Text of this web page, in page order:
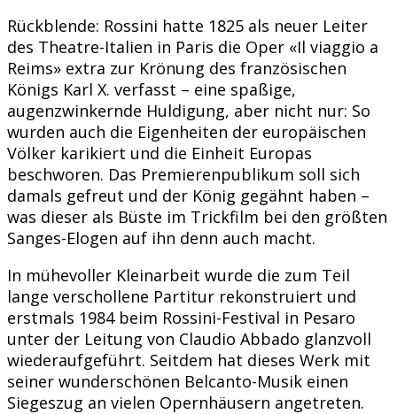
Rückblende: Rossini hatte 1825 als neuer Leiter
des Theatre-Italien in Paris die Oper «Il viaggio a
Reims» extra zur Krönung des französischen
Königs Karl X. verfasst – eine spaßige,
augenzwinkernde Huldigung, aber nicht nur: So
wurden auch die Eigenheiten der europäischen
Völker karikiert und die Einheit Europas
beschworen. Das Premierenpublikum soll sich
damals gefreut und der König gegähnt haben –
was dieser als Büste im Trickfilm bei den größten
Sanges-Elogen auf ihn denn auch macht.
In mühevoller Kleinarbeit wurde die zum Teil
lange verschollene Partitur rekonstruiert und
erstmals 1984 beim Rossini-Festival in Pesaro
unter der Leitung von Claudio Abbado glanzvoll
wiederaufgeführt. Seitdem hat dieses Werk mit
seiner wunderschönen Belcanto-Musik einen
Siegeszug an vielen Opernhäusern angetreten.